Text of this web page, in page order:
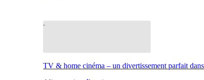
TV & home cinéma – un divertissement parfait